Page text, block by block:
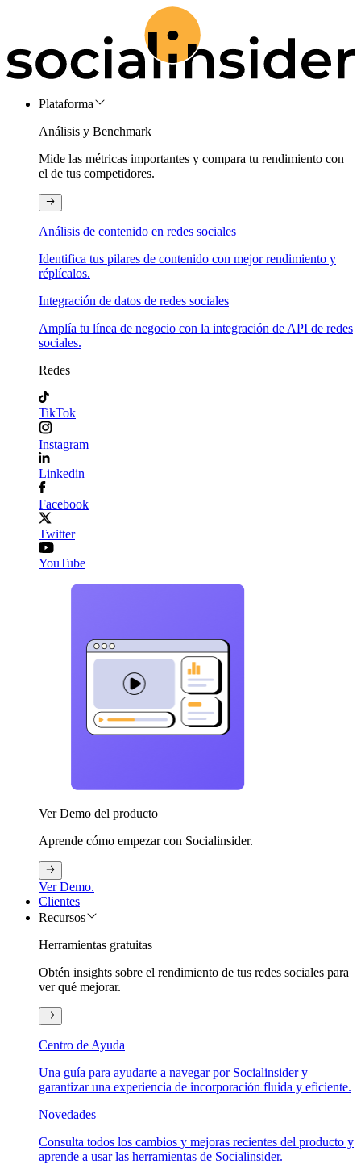
Plataforma
Análisis y Benchmark
Mide las métricas importantes y compara tu rendimiento con
el de tus competidores.
Análisis de contenido en redes sociales
Identifica tus pilares de contenido con mejor rendimiento y
réplícalos.
Integración de datos de redes sociales
Amplía tu línea de negocio con la integración de API de redes
sociales.
Redes
TikTok
Instagram
Linkedin
Facebook
Twitter
YouTube
Ver Demo del producto
Aprende cómo empezar con Socialinsider.
Ver Demo.
Clientes
Recursos
Herramientas gratuitas
Obtén insights sobre el rendimiento de tus redes sociales para
ver qué mejorar.
Centro de Ayuda
Una guía para ayudarte a navegar por Socialinsider y
garantizar una experiencia de incorporación fluida y eficiente.
Novedades
Consulta todos los cambios y mejoras recientes del producto y
aprende a usar las herramientas de Socialinsider.